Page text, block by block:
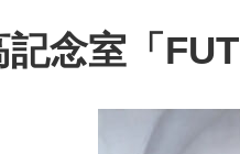
念室「